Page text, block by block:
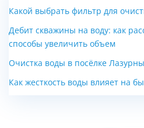
Какой выбрать фильтр для
Дебит скважины на воду: как
способы увеличить объем
Очистка воды в посёлке
Как жесткость воды влияет на